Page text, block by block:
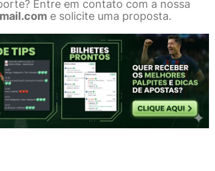
Entre em contato com a nossa
e solicite uma proposta.